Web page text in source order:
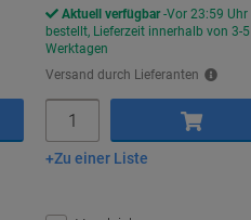
Aktuell verfügbar Vor 23:59 Uhr
bestellt, Lieferzeit innerhalb von 3-5
Werktagen
Versand durch Lieferanten
In den Warenkorb
Zu einer Liste